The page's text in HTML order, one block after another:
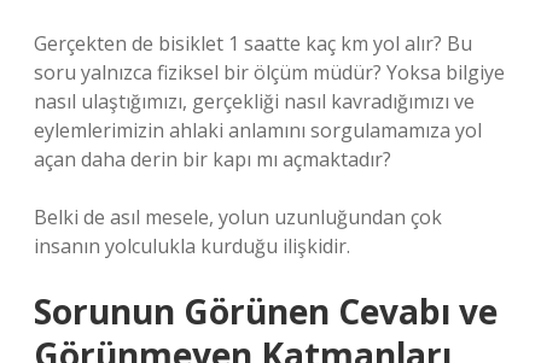
Gerçekten de bisiklet 1 saatte kaç km yol alır? Bu
soru yalnızca fiziksel bir ölçüm müdür? Yoksa bilgiye
nasıl ulaştığımızı, gerçekliği nasıl kavradığımızı ve
eylemlerimizin ahlaki anlamını sorgulamamıza yol
açan daha derin bir kapı mı açmaktadır?
Belki de asıl mesele, yolun uzunluğundan çok
insanın yolculukla kurduğu ilişkidir.
Sorunun Görünen Cevabı ve